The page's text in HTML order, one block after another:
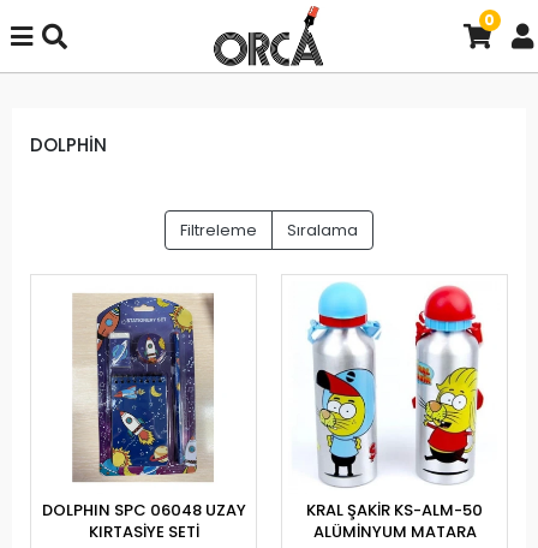
0
DOLPHİN
Filtreleme Sıralama
DOLPHIN SPC 06048 UZAY
KIRTASİYE SETİ
KRAL ŞAKİR KS-ALM-50
ALÜMİNYUM MATARA